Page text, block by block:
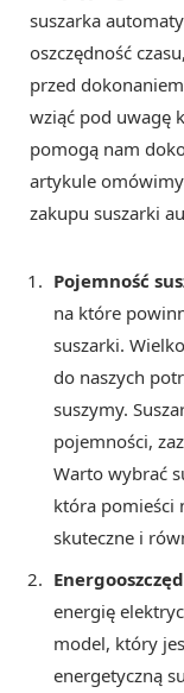
suszarka
oszczędność
przed
wziąć pod uwagę
pomogą nam
artykule
zakupu suszarki
Pojemność
na które
suszarki.
do naszych
suszymy.
pojemności,
Warto wybrać
która pomieści
skuteczne i
energię
model, który
energetyczną